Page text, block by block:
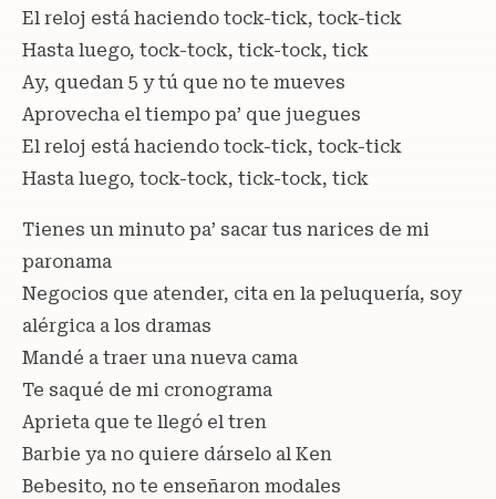
El reloj está haciendo tock-tick, tock-tick
Hasta luego, tock-tock, tick-tock, tick
Ay, quedan 5 y tú que no te mueves
Aprovecha el tiempo pa’ que juegues
El reloj está haciendo tock-tick, tock-tick
Hasta luego, tock-tock, tick-tock, tick
Tienes un minuto pa’ sacar tus narices de mi
paronama
Negocios que atender, cita en la peluquería, soy
alérgica a los dramas
Mandé a traer una nueva cama
Te saqué de mi cronograma
Aprieta que te llegó el tren
Barbie ya no quiere dárselo al Ken
Bebesito, no te enseñaron modales